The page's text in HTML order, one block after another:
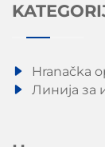
Hranačka
Линија